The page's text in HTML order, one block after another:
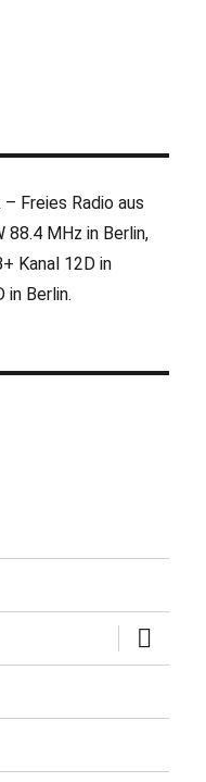
Freies Radio aus
88.4 MHz in Berlin,
Kanal 12D in
in Berlin.
öffnen